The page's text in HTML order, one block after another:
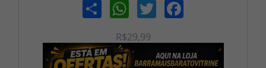
Share WhatsAppTwitter Facebook
R$29,99